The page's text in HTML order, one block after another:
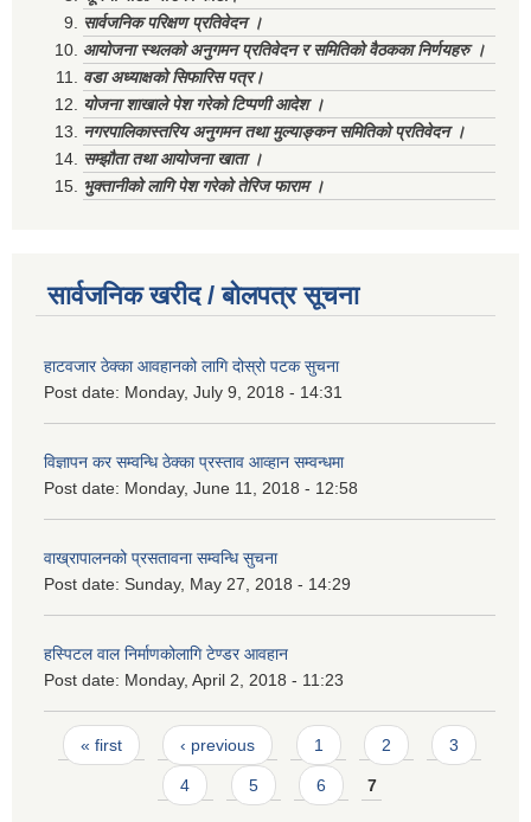
सार्वजनिक परिक्षण प्रतिवेदन ।
आयोजना स्थलको अनुगमन प्रतिवेदन र समितिको वैठकका निर्णयहरु ।
वडा अध्याक्षको सिफारिस पत्र।
योजना शाखाले पेश गरेको टिप्पणी आदेश ।
नगरपालिकास्तरिय अनुगमन तथा मुल्याङ्कन समितिको प्रतिवेदन ।
सम्झौता तथा आयोजना खाता ।
भुक्तानीको लागि पेश गरेको तेरिज फाराम ।
सार्वजनिक खरीद / बोलपत्र सूचना
हाटवजार ठेक्का आवहानको लागि दोस्रो पटक सुचना
Post date: Monday, July 9, 2018 - 14:31
विज्ञापन कर सम्वन्धि ठेक्का प्रस्ताव आव्हान सम्वन्धमा
Post date: Monday, June 11, 2018 - 12:58
वाख्रापालनको प्रसतावना सम्वन्धि सुचना
Post date: Sunday, May 27, 2018 - 14:29
हस्पिटल वाल निर्माणकोलागि टेण्डर आवहान
Post date: Monday, April 2, 2018 - 11:23
Pages
« first ‹ previous 1 2 3
4 5 6 7